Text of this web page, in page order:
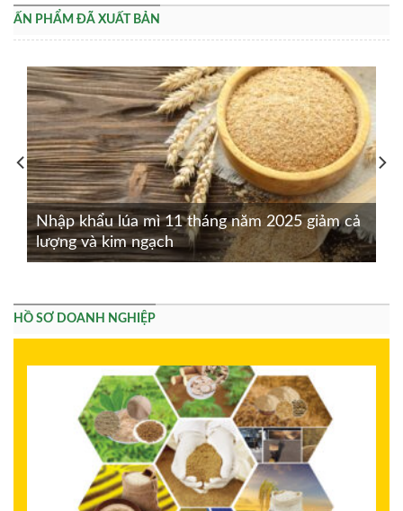
ẤN PHẨM ĐÃ XUẤT BẢN
Nhập khẩu lúa mì 11 tháng năm 2025 giảm cả
lượng và kim ngạch
HỒ SƠ DOANH NGHIỆP